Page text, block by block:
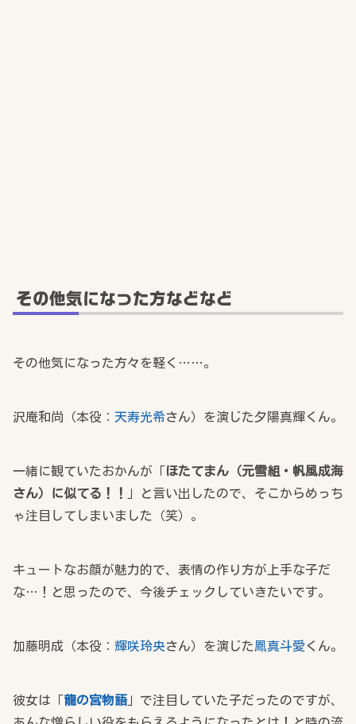
その他気になった方などなど
その他気になった方々を軽く……。
沢庵和尚（本役： 天寿光希さん）を演じた夕陽真輝くん。
一緒に観ていたおかんが「
ほたてまん（元雪組・帆風成海
さん）に似てる！！
」と言い出したので、そこからめっち
ゃ注目してしまいました（笑）。
キュートなお顔が魅力的で、表情の作り方が上手な子だ
な…！と思ったので、今後チェックしていきたいです。
加藤明成（本役： 輝咲玲央さん）を演じた鳳真斗愛 くん。
彼女は「 龍の宮物語」で注目していた子だったのですが、